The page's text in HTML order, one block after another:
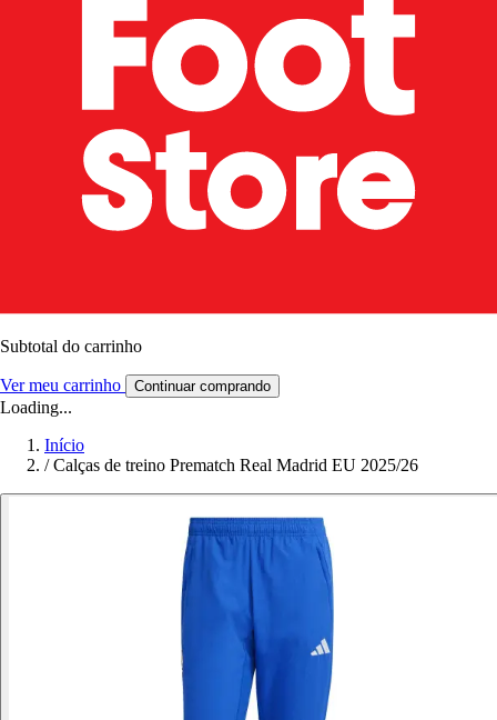
Subtotal do carrinho
Ver meu carrinho Continuar comprando
Loading...
Início
/ Calças de treino Prematch Real Madrid EU 2025/26